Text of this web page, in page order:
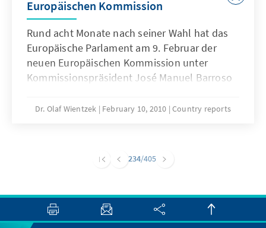
Europäischen Kommission
Rund acht Monate nach seiner Wahl hat das
Europäische Parlament am 9. Februar der
neuen Europäischen Kommission unter
Kommissionspräsident José Manuel Barroso
137 Abgeordnete gegen die Kommission
die Kommission hätte in jenem Fall bereits am
Dr. Olaf Wientzek February 10, 2010 Country reports
234/405